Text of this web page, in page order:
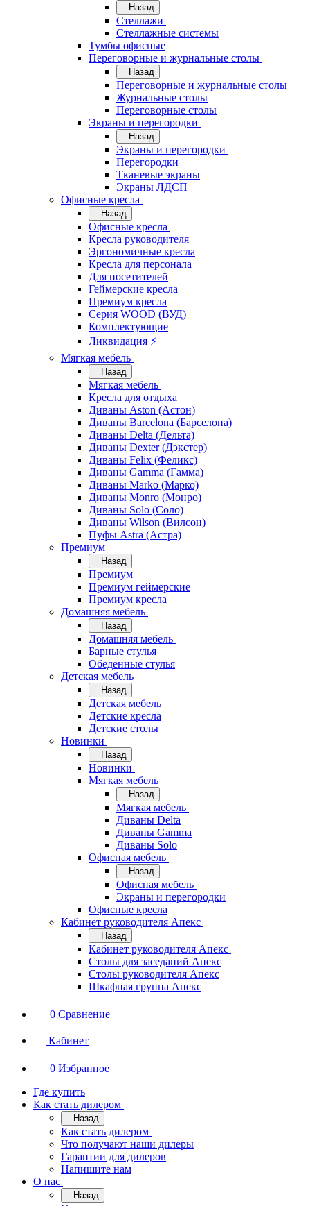
Назад
Стеллажи
Стеллажные системы
Тумбы офисные
Переговорные и журнальные столы
Назад
Переговорные и журнальные столы
Журнальные столы
Переговорные столы
Экраны и перегородки
Назад
Экраны и перегородки
Перегородки
Тканевые экраны
Экраны ЛДСП
Офисные кресла
Назад
Офисные кресла
Кресла руководителя
Эргономичные кресла
Кресла для персонала
Для посетителей
Геймерские кресла
Премиум кресла
Серия WOOD (ВУД)
Комплектующие
Ликвидация ⚡
Мягкая мебель
Назад
Мягкая мебель
Кресла для отдыха
Диваны Aston (Астон)
Диваны Barcelona (Барселона)
Диваны Delta (Дельта)
Диваны Dexter (Дэкстер)
Диваны Felix (Феликс)
Диваны Gamma (Гамма)
Диваны Marko (Марко)
Диваны Monro (Монро)
Диваны Solo (Соло)
Диваны Wilson (Вилсон)
Пуфы Astra (Астра)
Премиум
Назад
Премиум
Премиум геймерские
Премиум кресла
Домашняя мебель
Назад
Домашняя мебель
Барные стулья
Обеденные стулья
Детская мебель
Назад
Детская мебель
Детские кресла
Детские столы
Новинки
Назад
Новинки
Мягкая мебель
Назад
Мягкая мебель
Диваны Delta
Диваны Gamma
Диваны Solo
Офисная мебель
Назад
Офисная мебель
Экраны и перегородки
Офисные кресла
Кабинет руководителя Апекс
Назад
Кабинет руководителя Апекс
Столы для заседаний Апекс
Столы руководителя Апекс
Шкафная группа Апекс
0 Сравнение
Кабинет
0 Избранное
Где купить
Как стать дилером
Назад
Как стать дилером
Что получают наши дилеры
Гарантии для дилеров
Напишите нам
О нас
Назад